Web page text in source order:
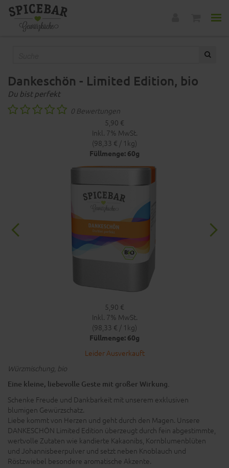
Dankeschön - Limited Edition, bio
Du bist perfekt
0 Bewertungen
5,90 €
Inkl. 7% MwSt.
(98,33 € / 1kg)
Füllmenge: 60g
5,90 €
Inkl. 7% MwSt.
(98,33 € / 1kg)
Füllmenge: 60g
Leider Ausverkauft
Würzmischung, bio
Eine kleine, liebevolle Geste mit großer Wirkung.
Schenke Freude und Dankbarkeit mit unserem exklusiven
blumigen Gewürzschatz.
Liebe kommt von Herzen und geht durch den Magen. Unsere
DANKESCHÖN Limited Edition überzeugt durch fein abgestimmte,
wertvolle Zutaten wie kandierte Kakaonibs, Kornblumenblüten
und Johannisbeerpulver und setzt neben Knoblauch und
Röstzwiebel besondere aromatische Akzente.